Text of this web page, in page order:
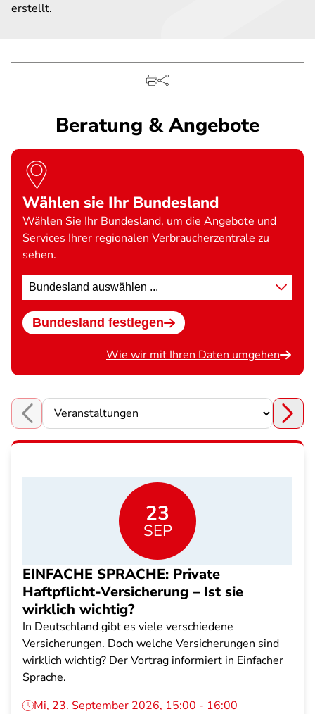
erstellt.
Beratung & Angebote
Wählen sie Ihr Bundesland
Wählen Sie Ihr Bundesland, um die Angebote und
Services Ihrer regionalen Verbraucherzentrale zu
sehen.
Standort
wählen
Bundesland festlegen
Wie wir mit Ihren Daten umgehen
Choose a section
23
SEP
EINFACHE SPRACHE: Private
Haftpflicht-Versicherung – Ist sie
wirklich wichtig?
In Deutschland gibt es viele verschiedene
Versicherungen. Doch welche Versicherungen sind
wirklich wichtig? Der Vortrag informiert in Einfacher
Sprache.
Mi, 23. September 2026, 15:00 - 16:00